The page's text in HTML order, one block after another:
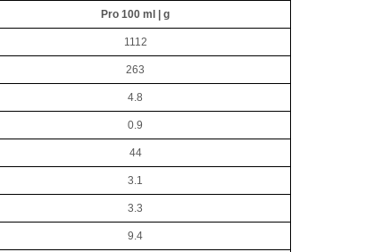
Pro 100 ml | g
1112
263
4.8
0.9
44
3.1
3.3
9.4